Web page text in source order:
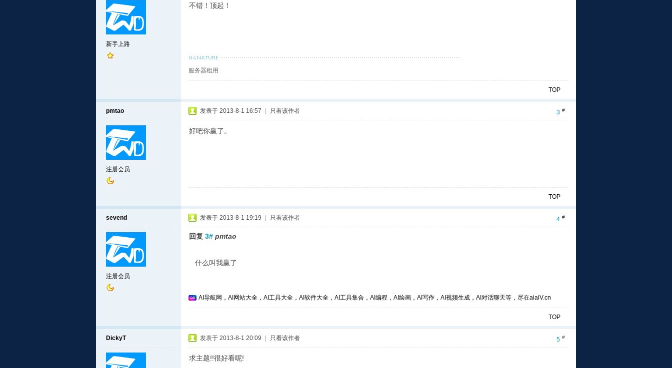
新手上路
不错！顶起！
服务器租用
TOP
pmtao
注册会员
3 #
发表于 2013-8-1 16:57 只看该作者
好吧你赢了。
TOP
sevend
注册会员
4 #
发表于 2013-8-1 19:19 只看该作者
回复 3# pmtao
什么叫我赢了
AI导航网，AI网站大全，AI工具大全，AI软件大全，AI工具集合，AI编程，AI绘画，AI写作，AI视频生成，AI对话聊天等，尽在aiaiV.cn
TOP
DickyT 5 #
发表于 2013-8-1 20:09 只看该作者
求主题!!很好看呢!